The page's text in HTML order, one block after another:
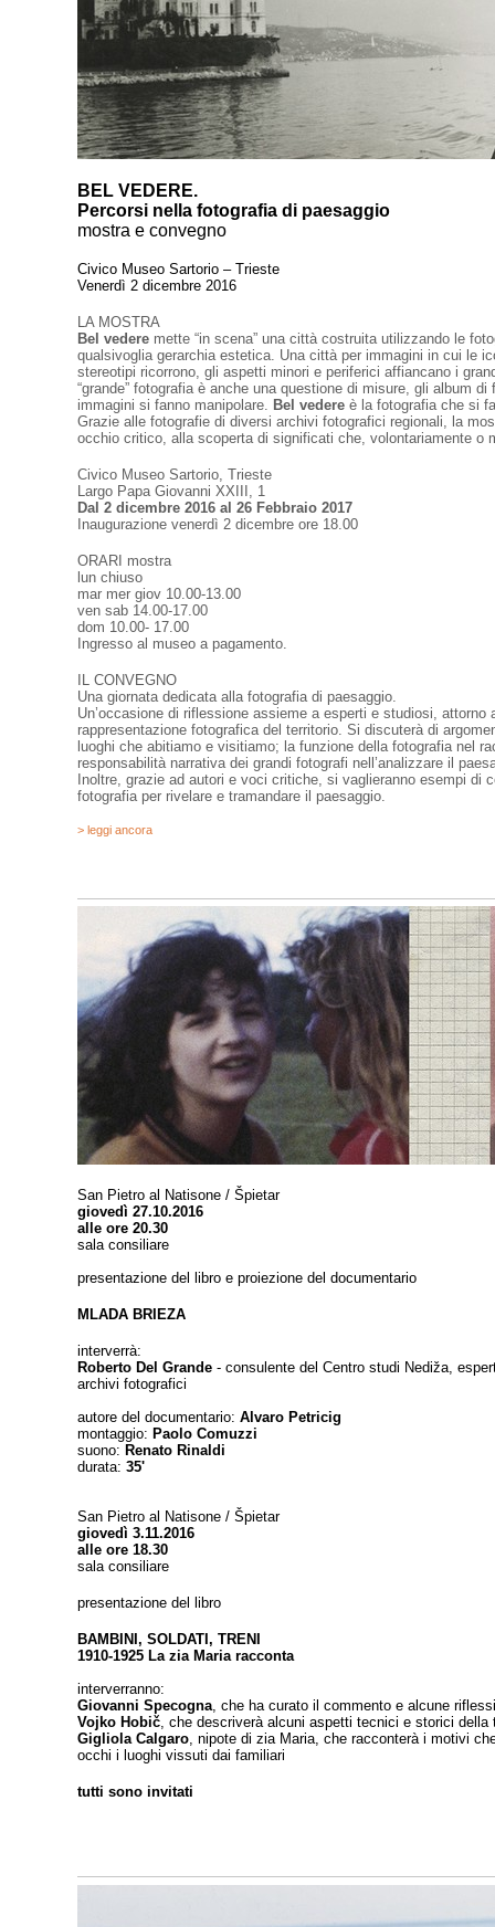
BEL VEDERE.
Percorsi nella fotografia di paesaggio
mostra e convegno
Civico Museo Sartorio – Trieste
Venerdì 2 dicembre 2016
LA MOSTRA
Bel vedere mette “in scena” una città costruita utilizzando le
qualsivoglia gerarchia estetica. Una città per immagini in cui le
stereotipi ricorrono, gli aspetti minori e periferici affiancano i
“grande” fotografia è anche una questione di misure, gli album
immagini si fanno manipolare. Bel vedere è la fotografia che si
Grazie alle fotografie di diversi archivi fotografici regionali, la
occhio critico, alla scoperta di significati che, volontariamente o
Civico Museo Sartorio, Trieste
Largo Papa Giovanni XXIII, 1
Dal 2 dicembre 2016 al 26 Febbraio 2017
Inaugurazione venerdì 2 dicembre ore 18.00
ORARI mostra
lun chiuso
mar mer giov 10.00-13.00
ven sab 14.00-17.00
dom 10.00- 17.00
Ingresso al museo a pagamento.
IL CONVEGNO
Una giornata dedicata alla fotografia di paesaggio.
Un’occasione di riflessione assieme a esperti e studiosi,
rappresentazione fotografica del territorio. Si discuterà di
luoghi che abitiamo e visitiamo; la funzione della fotografia nel
responsabilità narrativa dei grandi fotografi nell’analizzare il
Inoltre, grazie ad autori e voci critiche, si vaglieranno esempi di
fotografia per rivelare e tramandare il paesaggio.
> leggi ancora
San Pietro al Natisone / Špietar
giovedì 27.10.2016
alle ore 20.30
sala consiliare
presentazione del libro e proiezione del documentario
MLADA BRIEZA
interverrà:
Roberto Del Grande - consulente del Centro studi Nediža,
archivi fotografici
autore del documentario: Alvaro Petricig
montaggio: Paolo Comuzzi
suono: Renato Rinaldi
durata: 35'
San Pietro al Natisone / Špietar
giovedì 3.11.2016
alle ore 18.30
sala consiliare
presentazione del libro
BAMBINI, SOLDATI, TRENI
1910-1925 La zia Maria racconta
interverranno:
Giovanni Specogna , che ha curato il commento e alcune
Vojko Hobič , che descriverà alcuni aspetti tecnici e storici
Gigliola Calgaro , nipote di zia Maria, che racconterà i motivi
occhi i luoghi vissuti dai familiari
tutti sono invitati